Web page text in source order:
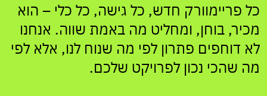
כל פריימוורק חדש, כל גישה, כל כלי – הוא
מכיר, בוחן, ומחליט מה באמת שווה. אנחנו
לא דוחפים פתרון לפי מה שנוח לנו, אלא לפי
מה שהכי נכון לפרויקט שלכם.